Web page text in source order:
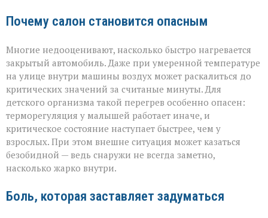
Почему салон становится опасным
Многие недооценивают, насколько быстро нагревается
закрытый автомобиль. Даже при умеренной температуре
на улице внутри машины воздух может раскалиться до
критических значений за считаные минуты. Для
детского организма такой перегрев особенно опасен:
терморегуляция у малышей работает иначе, и
критическое состояние наступает быстрее, чем у
взрослых. При этом внешне ситуация может казаться
безобидной — ведь снаружи не всегда заметно,
насколько жарко внутри.
Боль, которая заставляет задуматься